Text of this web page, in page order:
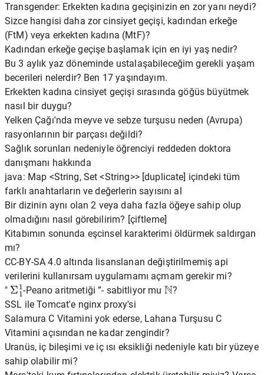
Transgender: Erkekten kadına geçişinizin en zor yanı neydi?
Sizce hangisi daha zor cinsiyet geçişi, kadından erkeğe
(FtM) veya erkekten kadına (MtF)?
Kadından erkeğe geçişe başlamak için en iyi yaş nedir?
Bu 3 aylık yaz döneminde ustalaşabileceğim gerekli yaşam
becerileri nelerdir? Ben 17 yaşındayım.
Erkekten kadına cinsiyet geçişi sırasında göğüs büyütmek
nasıl bir duygu?
Yelken Çağı'nda meyve ve sebze turşusu neden (Avrupa)
rasyonlarının bir parçası değildi?
Sağlık sorunları nedeniyle öğrenciyi reddeden doktora
danışmanı hakkında
java: Map <String, Set <String>> [duplicate] içindeki tüm
farklı anahtarların ve değerlerin sayısını al
Bir dizinin aynı olan 2 veya daha fazla öğeye sahip olup
olmadığını nasıl görebilirim? [çiftleme]
Kitabımın sonunda eşcinsel karakterimi öldürmek saldırgan
mı?
CC-BY-SA 4.0 altında lisanslanan değiştirilmemiş api
verilerini kullanırsam uygulamamı açmam gerekir mi?
"
Σ11
-Peano aritmetiği ”- sabitliyor mu
N
?
SSL ile Tomcat'e nginx proxy'si
Salamura C Vitamini yok ederse, Lahana Turşusu C
Vitamini açısından ne kadar zengindir?
Uranüs, iç bileşimi ve iç ısı eksikliği nedeniyle katı bir yüzeye
sahip olabilir mi?